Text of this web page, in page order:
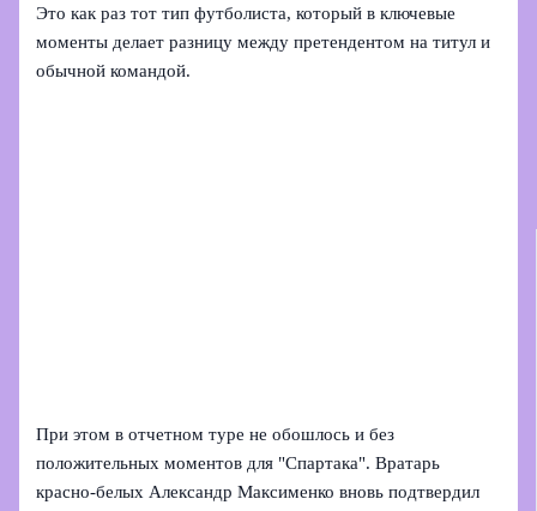
Это как раз тот тип футболиста, который в ключевые
моменты делает разницу между претендентом на титул и
обычной командой.
При этом в отчетном туре не обошлось и без
положительных моментов для "Спартака". Вратарь
красно-белых Александр Максименко вновь подтвердил